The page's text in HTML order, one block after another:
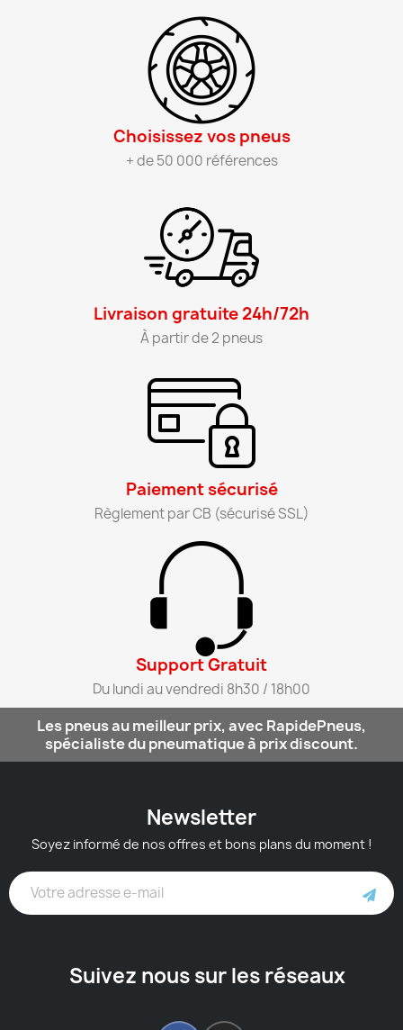
Choisissez vos pneus​
+ de 50 000 références
Livraison gratuite 24h/72h​
À partir de 2 pneus​
Paiement sécurisé​
Règlement par CB (sécurisé SSL)​
Support Gratuit​
Du lundi au vendredi 8h30 / 18h00​
Les pneus au meilleur prix, avec RapidePneus,
spécialiste du pneumatique à prix discount.
Newsletter
Soyez informé de nos offres et bons plans du moment !
Suivez nous sur les réseaux